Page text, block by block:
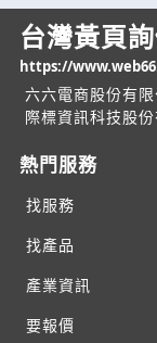
台灣黃頁
https://
六六電商股份有
際標資訊科技股
熱門服務
找服務
找產品
產業資訊
要報價